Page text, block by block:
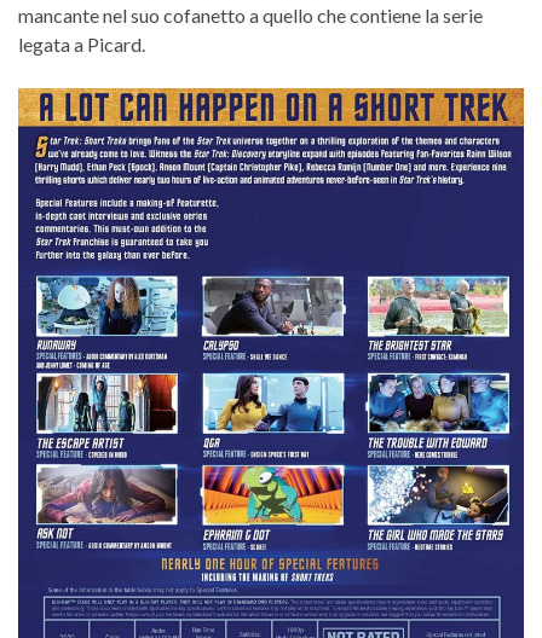
mancante nel suo cofanetto a quello che contiene la serie
legata a Picard.